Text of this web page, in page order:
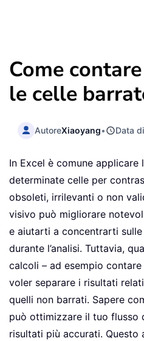
Come
le celle
AutoreXiaoyang• Data
In Excel è comune
determinate celle per
obsoleti, irrilevanti o non
visivo può migliorare
e aiutarti a concentrarti
durante l’analisi. Tuttavia,
calcoli – ad esempio
voler separare i risultati
quelli non barrati. Sapere
può ottimizzare il tuo flusso
risultati più accurati.